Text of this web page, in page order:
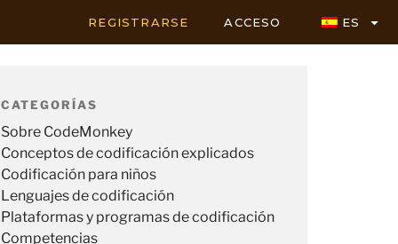
REGISTRARSE ACCESO ES
CATEGORÍAS
Sobre CodeMonkey
Conceptos de codificación explicados
Codificación para niños
Lenguajes de codificación
Plataformas y programas de codificación
Competencias